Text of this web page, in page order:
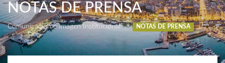
NOTAS DE PRENSA
Comunicación e Imagen Institucional NOTAS DE PRENSA